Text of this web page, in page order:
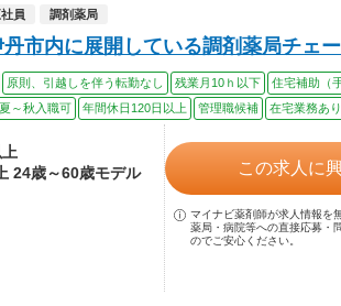
員 調剤薬局
丹市内に展開している調剤薬局チェ
原則、引越しを伴う転勤なし 残業月10ｈ以下 住宅補助（
夏～秋入職可 年間休日120日以上 管理職候補 在宅業務あり
24歳～60歳モデル
この求人に
マイナビ薬剤師が求人情報を
薬局・病院等への直接応募・
のでご安心ください。